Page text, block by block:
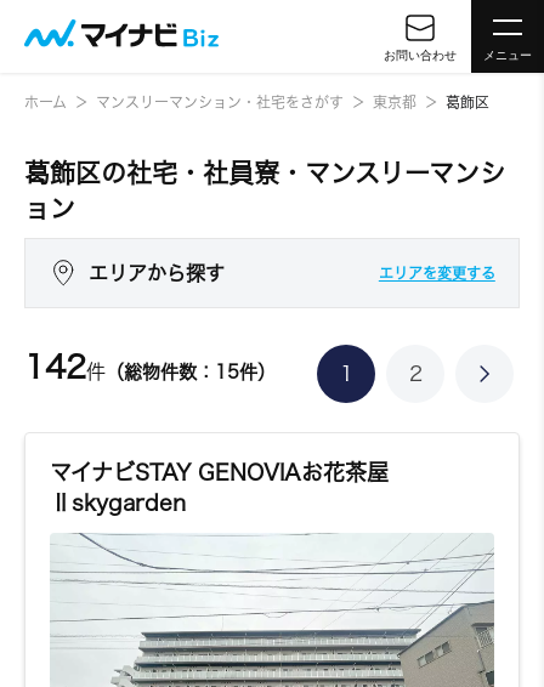
お問い合わせ メニュー
ホーム マンスリーマンション・社宅をさがす 東京都 葛飾区
葛飾区の社宅・社員寮・マンスリーマンシ
ョン
エリアから探す エリアを変更する
142件 （総物件数：15件） 1 2
マイナビSTAY GENOVIAお花茶屋
Ⅱskygarden